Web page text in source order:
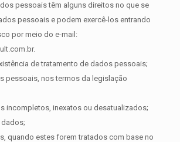
pessoais têm alguns direitos no que se
pessoais e podem exercê-los entrando
por meio do e-mail:
de tratamento de dados pessoais;
pessoais, nos termos da legislação
incompletos, inexatos ou desatualizados;
quando estes forem tratados com base no